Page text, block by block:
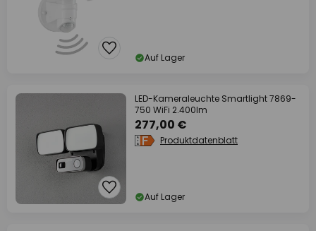
Auf Lager
LED-Kameraleuchte Smartlight 7869-
750 WiFi 2.400lm
277,00 €
Produktdatenblatt
Auf Lager